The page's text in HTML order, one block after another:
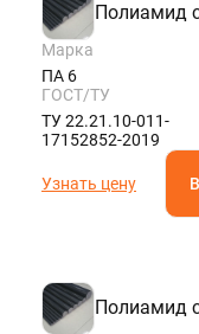
Полиамид
Марка
ПА 6
ГОСТ/ТУ
ТУ 22.21.10-011-
17152852-2019
Узнать цену
Полиамид